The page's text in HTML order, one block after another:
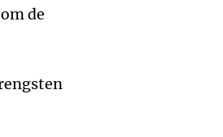
de